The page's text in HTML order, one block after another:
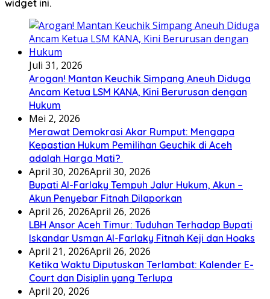
widget ini.
Juli 31, 2026
Arogan! Mantan Keuchik Simpang Aneuh Diduga
Ancam Ketua LSM KANA, Kini Berurusan dengan
Hukum
Mei 2, 2026
Merawat Demokrasi Akar Rumput: Mengapa
Kepastian Hukum Pemilihan Geuchik di Aceh
adalah Harga Mati? ‎
April 30, 2026April 30, 2026
Bupati Al-Farlaky Tempuh Jalur Hukum, Akun –
Akun Penyebar Fitnah Dilaporkan
April 26, 2026April 26, 2026
LBH Ansor Aceh Timur: Tuduhan Terhadap Bupati
Iskandar Usman Al-Farlaky Fitnah Keji dan Hoaks
April 21, 2026April 26, 2026
Ketika Waktu Diputuskan Terlambat: Kalender E-
Court dan Disiplin yang Terlupa
April 20, 2026